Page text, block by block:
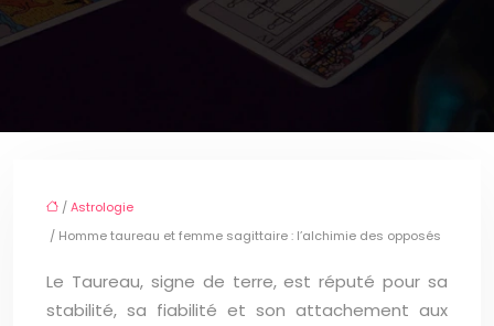
/Astrologie
/ Homme taureau et femme sagittaire : l’alchimie des opposés
Le Taureau, signe de terre, est réputé pour sa
stabilité, sa fiabilité et son attachement aux